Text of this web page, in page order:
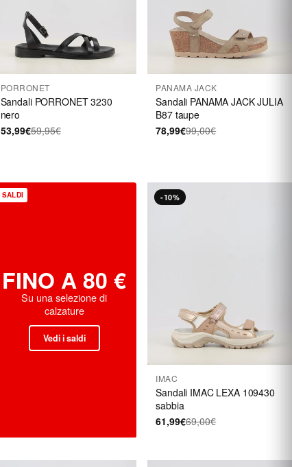
PORRONET
Sandali PORRONET 3230
nero
53,99€59,95€
PANAMA JACK
Sandali PANAMA JACK JULIA
B87 taupe
78,99€99,00€
SALDI
FINO A 80 €
Su una selezione di
calzature
Vedi i saldi
-10%
IMAC
Sandali IMAC LEXA 109430
sabbia
61,99€69,00€